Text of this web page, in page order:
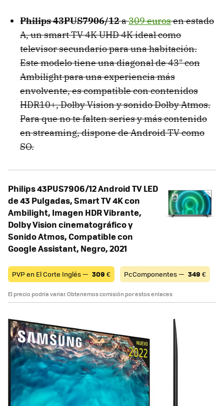
Philips 43PUS7906/12a309 eurosen estado
A, un smart TV 4K UHD 4K ideal como
televisor secundario para una habitación.
Este modelo tiene una diagonal de 43" con
Ambilight para una experiencia más
envolvente, es compatible con contenidos
HDR10+, Dolby Vision y sonido Dolby Atmos.
Para que no te falten series y más contenido
en streaming, dispone de Android TV como
SO.
Philips 43PUS7906/12 Android TV LED
de 43 Pulgadas, Smart TV 4K con
Ambilight, Imagen HDR Vibrante,
Dolby Vision cinematográfico y
Sonido Atmos, Compatible con
Google Assistant, Negro, 2021
PVP en El Corte Inglés — 309 € PcComponentes — 349 €
El precio podría variar. Obtenemos comisión por estos enlaces